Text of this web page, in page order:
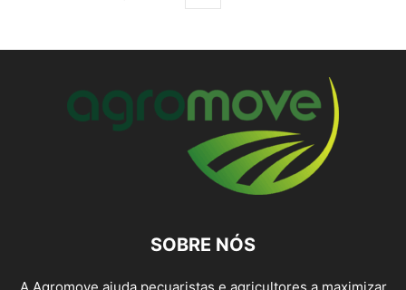
SOBRE NÓS